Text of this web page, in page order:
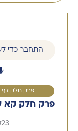
התחבר כדי
פרק חלק דף
פרק חלק קא